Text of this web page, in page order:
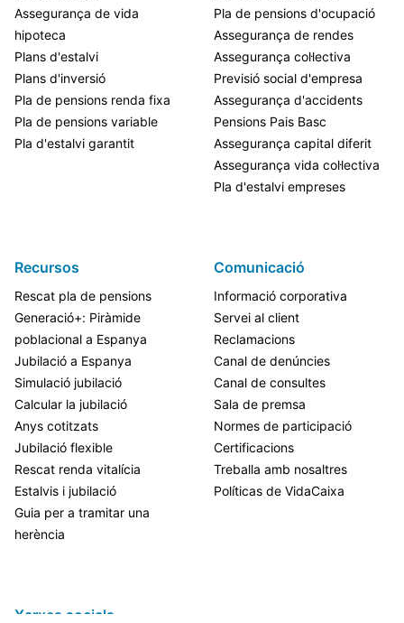
Assegurança de vida
hipoteca
Plans d'estalvi
Plans d'inversió
Pla de pensions renda fixa
Pla de pensions variable
Pla d'estalvi garantit
Pla de pensions d'ocupació
Assegurança de rendes
Assegurança col·lectiva
Previsió social d'empresa
Assegurança d'accidents
Pensions Pais Basc
Assegurança capital diferit
Assegurança vida col·lectiva
Pla d'estalvi empreses
Recursos
Rescat pla de pensions
Generació+: Piràmide
poblacional a Espanya
Jubilació a Espanya
Simulació jubilació
Calcular la jubilació
Anys cotitzats
Jubilació flexible
Rescat renda vitalícia
Estalvis i jubilació
Guia per a tramitar una
herència
Comunicació
Informació corporativa
Servei al client
Reclamacions
Canal de denúncies
Canal de consultes
Sala de premsa
Normes de participació
Certificacions
Treballa amb nosaltres
Políticas de VidaCaixa
Xarxes socials